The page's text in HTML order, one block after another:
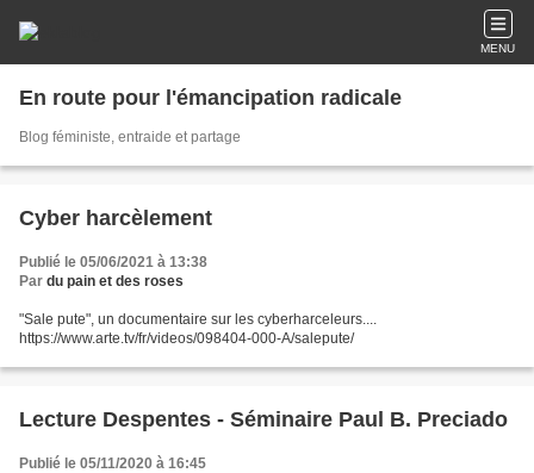
MENU
En route pour l'émancipation radicale
Blog féministe, entraide et partage
Cyber harcèlement
Publié le 05/06/2021 à 13:38
Par du pain et des roses
"Sale pute", un documentaire sur les cyberharceleurs....
https://www.arte.tv/fr/videos/098404-000-A/salepute/
Lecture Despentes - Séminaire Paul B. Preciado
Publié le 05/11/2020 à 16:45